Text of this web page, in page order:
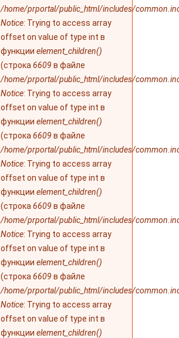
/home/prportal/public_html/includes/
Notice: Trying to access array
offset on value of type int в
функции element_children()
(строка 6609 в файле
/home/prportal/public_html/includes/
Notice: Trying to access array
offset on value of type int в
функции element_children()
(строка 6609 в файле
/home/prportal/public_html/includes/
Notice: Trying to access array
offset on value of type int в
функции element_children()
(строка 6609 в файле
/home/prportal/public_html/includes/
Notice: Trying to access array
offset on value of type int в
функции element_children()
(строка 6609 в файле
/home/prportal/public_html/includes/
Notice: Trying to access array
offset on value of type int в
функции element_children()